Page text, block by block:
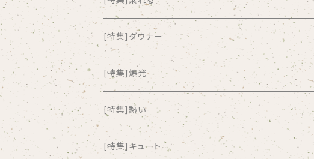
all about paradise
ALL ITEM 10 TIMES
Amia Calva
Amsterdamned
[特集]ダウナー
[特集]爆発
[特集]熱い
[特集]キュート